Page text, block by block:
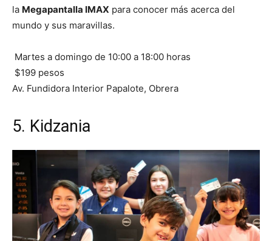
la Megapantalla IMAX para conocer más acerca del
mundo y sus maravillas.
Martes a domingo de 10:00 a 18:00 horas
$199 pesos
Av. Fundidora Interior Papalote, Obrera
5. Kidzania